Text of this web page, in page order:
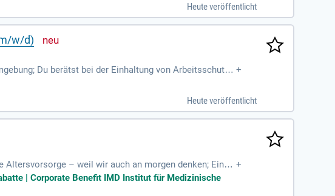
Heute veröffentlicht
w/d)
Du berätst bei der Einhaltung von Arbeitsschutz-
und führst Schulungen
+
Heute veröffentlicht
– weil wir auch an morgen denken; Eine
+
| Corporate Benefit IMD Institut für Medizinische